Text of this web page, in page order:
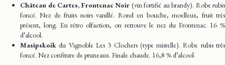
Château de Cartes, Frontenac Noir (vin fortifié au brandy). Robe rubis
foncé. Nez de fruits noirs vanillé. Rond en bouche, moelleux, fruit très
présent, long. En rétro olfaction, on retrouve le nez du Frontenac. 16 %
d’alcool.
Masipskoik du Vignoble Les 3 Clochers (type mistelle). Robe rubis très
foncé. Nez confiture de pruneaux. Finale chaude. 16,8 % d’alcool.